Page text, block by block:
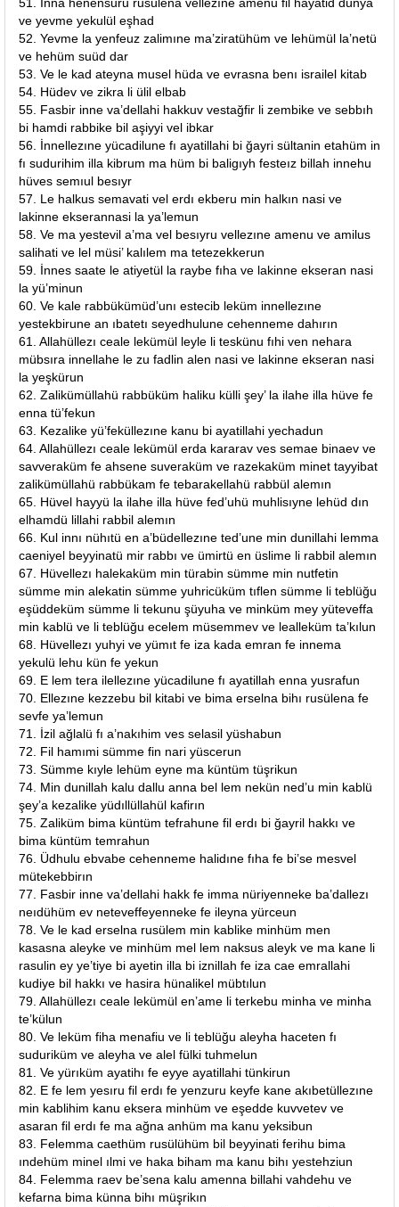
ve yevme yekulül eşhad
52. Yevme la yenfeuz zalimıne ma’ziratühüm ve lehümül la’netü
ve hehüm suüd dar
53. Ve le kad ateyna musel hüda ve evrasna benı israilel kitab
54. Hüdev ve zikra li ülil elbab
55. Fasbir inne va’dellahi hakkuv vestağfir li zembike ve sebbıh
bi hamdi rabbike bil aşiyyi vel ibkar
56. İnnellezıne yücadilune fı ayatillahi bi ğayri sültanin etahüm in
fı sudurihim illa kibrum ma hüm bi baligıyh festeız billah innehu
hüves semıul besıyr
57. Le halkus semavati vel erdı ekberu min halkın nasi ve
lakinne ekserannasi la ya’lemun
58. Ve ma yestevil a’ma vel besıyru vellezıne amenu ve amilus
salihati ve lel müsi’ kalılem ma tetezekkerun
59. İnnes saate le atiyetül la raybe fıha ve lakinne ekseran nasi
la yü’minun
60. Ve kale rabbükümüd’unı estecib leküm innellezıne
yestekbirune an ıbatetı seyedhulune cehenneme dahırın
61. Allahüllezı ceale lekümül leyle li teskünu fıhi ven nehara
mübsıra innellahe le zu fadlin alen nasi ve lakinne ekseran nasi
la yeşkürun
62. Zalikümüllahü rabbüküm haliku külli şey’ la ilahe illa hüve fe
enna tü’fekun
63. Kezalike yü’feküllezıne kanu bi ayatillahi yechadun
64. Allahüllezı ceale lekümül erda kararav ves semae binaev ve
savveraküm fe ahsene suveraküm ve razekaküm minet tayyibat
zalikümüllahü rabbükam fe tebarakellahü rabbül alemın
65. Hüvel hayyü la ilahe illa hüve fed’uhü muhlisıyne lehüd dın
elhamdü lillahi rabbil alemın
66. Kul innı nühıtü en a’büdellezıne ted’une min dunillahi lemma
caeniyel beyyinatü mir rabbı ve ümirtü en üslime li rabbil alemın
67. Hüvellezı halekaküm min türabin sümme min nutfetin
sümme min alekatin sümme yuhricüküm tıflen sümme li teblüğu
eşüddeküm sümme li tekunu şüyuha ve minküm mey yüteveffa
min kablü ve li teblüğu ecelem müsemmev ve lealleküm ta’kılun
68. Hüvellezı yuhyi ve yümıt fe iza kada emran fe innema
yekulü lehu kün fe yekun
69. E lem tera ilellezıne yücadilune fı ayatillah enna yusrafun
70. Ellezıne kezzebu bil kitabi ve bima erselna bihı rusülena fe
sevfe ya’lemun
71. İzil ağlalü fı a’nakıhim ves selasil yüshabun
72. Fil hamımi sümme fin nari yüscerun
73. Sümme kıyle lehüm eyne ma küntüm tüşrikun
74. Min dunillah kalu dallu anna bel lem nekün ned’u min kablü
şey’a kezalike yüdıllüllahül kafirın
75. Zaliküm bima küntüm tefrahune fil erdı bi ğayril hakkı ve
bima küntüm temrahun
76. Üdhulu ebvabe cehenneme halidıne fıha fe bi’se mesvel
mütekebbirın
77. Fasbir inne va’dellahi hakk fe imma nüriyenneke ba’dallezı
neıdühüm ev neteveffeyenneke fe ileyna yürceun
78. Ve le kad erselna rusülem min kablike minhüm men
kasasna aleyke ve minhüm mel lem naksus aleyk ve ma kane li
rasulin ey ye’tiye bi ayetin illa bi iznillah fe iza cae emrallahi
kudiye bil hakkı ve hasira hünalikel mübtılun
79. Allahüllezı ceale lekümül en’ame li terkebu minha ve minha
te’külun
80. Ve leküm fiha menafiu ve li teblüğu aleyha haceten fı
suduriküm ve aleyha ve alel fülki tuhmelun
81. Ve yürıküm ayatihı fe eyye ayatillahi tünkirun
82. E fe lem yesıru fil erdı fe yenzuru keyfe kane akıbetüllezıne
min kablihim kanu eksera minhüm ve eşedde kuvvetev ve
asaran fil erdı fe ma ağna anhüm ma kanu yeksibun
83. Felemma caethüm rusülühüm bil beyyinati ferihu bima
ındehüm minel ılmi ve haka biham ma kanu bihı yestehziun
84. Felemma raev be’sena kalu amenna billahi vahdehu ve
kefarna bima künna bihı müşrikın